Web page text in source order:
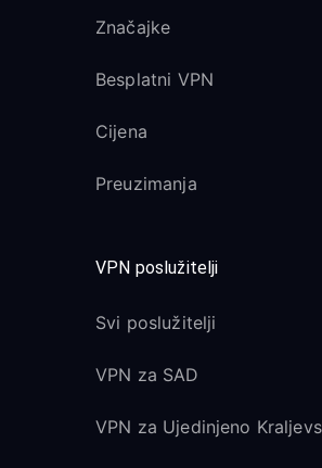
Značajke
Besplatni VPN
Cijena
Preuzimanja
VPN poslužitelji
Svi poslužitelji
VPN za SAD
VPN za Ujedinjeno